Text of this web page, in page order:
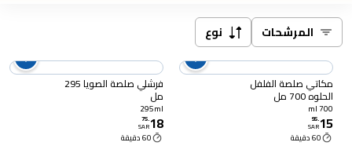
المرشحات نوع
مكاتي صلصة الفلفل
الحلوه 700 مل
700 ml
15
.
95
SAR
60 دقيقة
فرشلي صلصة الصويا 295
مل
295ml
18
.
75
SAR
60 دقيقة